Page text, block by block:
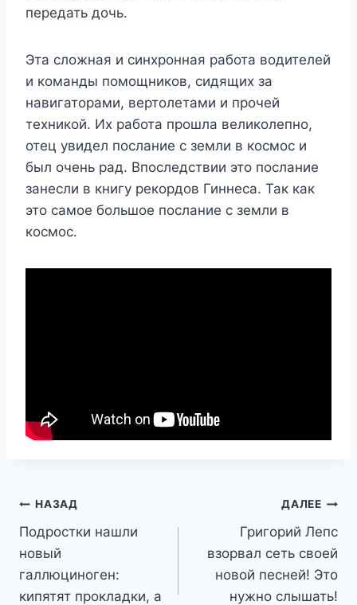
передать дочь.
Эта сложная и синхронная работа водителей
и команды помощников, сидящих за
навигаторами, вертолетами и прочей
техникой. Их работа прошла великолепно,
отец увидел послание с земли в космос и
был очень рад. Впоследствии это послание
занесли в книгу рекордов Гиннеса. Так как
это самое большое послание с земли в
космос.
Навигация
по
записям
НАЗАД
Подростки нашли
новый
галлюциноген:
кипятят прокладки, а
ДАЛЕЕ
Григорий Лепс
взорвал сеть своей
новой песней! Это
нужно слышать!